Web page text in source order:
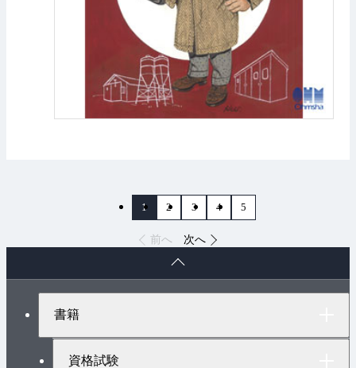
前へ
1 2 3 4 5
次へ
書籍
資格試験